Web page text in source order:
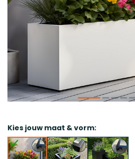
Kies jouw maat & vorm: